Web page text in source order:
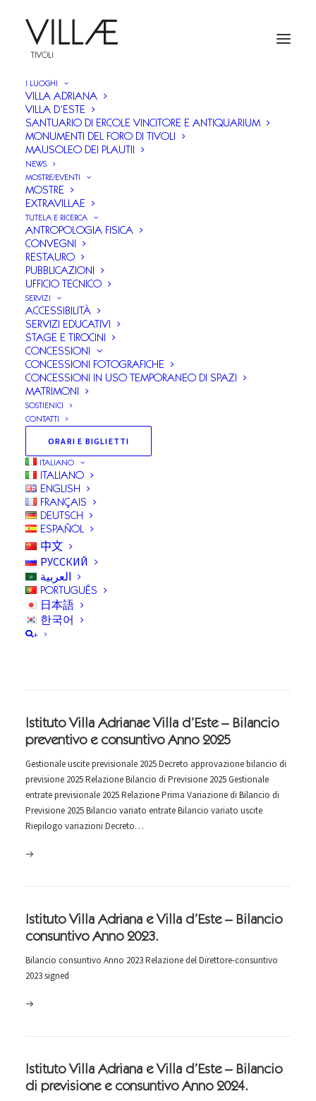
I LUOGHI
VILLA ADRIANA
VILLA D’ESTE
SANTUARIO DI ERCOLE VINCITORE E ANTIQUARIUM
MONUMENTI DEL FORO DI TIVOLI
MAUSOLEO DEI PLAUTII
NEWS
MOSTRE/EVENTI
MOSTRE
EXTRAVILLAE
TUTELA E RICERCA
ANTROPOLOGIA FISICA
CONVEGNI
RESTAURO
PUBBLICAZIONI
UFFICIO TECNICO
SERVIZI
ACCESSIBILITÀ
SERVIZI EDUCATIVI
STAGE E TIROCINI
CONCESSIONI
CONCESSIONI FOTOGRAFICHE
CONCESSIONI IN USO TEMPORANEO DI SPAZI
MATRIMONI
SOSTIENICI
CONTATTI
ORARI E BIGLIETTI
ITALIANO
ITALIANO
ENGLISH
FRANÇAIS
DEUTSCH
ESPAÑOL
中文
РУССКИЙ
العربية
PORTUGUÊS
日本語
한국어
+
Bilancio preventivo e
consuntivo
Dlgs 33/2013 - Articolo 29, comma 1
pubblicazione del bilancio, preventivo e consuntivo, e
del Piano degli indicatori e risultati attesi di bilancio,
nonché dei dati concernenti il monitoraggio degli
obiettivi
1. Le pubbliche amministrazioni pubblicano i dati
relativi al bilancio di previsione e a quello consuntivo di
ciascun anno in forma sintetica, aggregata e
semplificata, anche con il ricorso a rappresentazioni
grafiche, al fine di assicurare la piena accessibilità e
comprensibilità.
Approvazione Bilancio di Previsione Esercizio
Finanziario 2026 – Istituto Villa Adriana e Villa
d’Este.
In questa sezione, ai sensi del D.Lgs. 33/2013 e del D.Lgs. 36/2023, si
pubblica la documentazione relativa al bilancio di previsione 2026,
approvato con Decreto del Direttore Generale Musei n. 179 del
16/03/2026. Decreto_bilancio_prev_2026_Villa_Adriana_Villa_D_Este;
Relazione Bilancio di…
Istituto Villa Adrianae Villa d’Este – Bilancio
preventivo e consuntivo Anno 2025
Gestionale uscite previsionale 2025 Decreto approvazione bilancio di
previsione 2025 Relazione Bilancio di Previsione 2025 Gestionale
entrate previsionale 2025 Relazione Prima Variazione di Bilancio di
Previsione 2025 Bilancio variato entrate Bilancio variato uscite
Riepilogo variazioni Decreto…
Istituto Villa Adriana e Villa d’Este – Bilancio
consuntivo Anno 2023.
Bilancio consuntivo Anno 2023 Relazione del Direttore-consuntivo
2023 signed
Istituto Villa Adriana e Villa d’Este – Bilancio
di previsione e consuntivo Anno 2024.